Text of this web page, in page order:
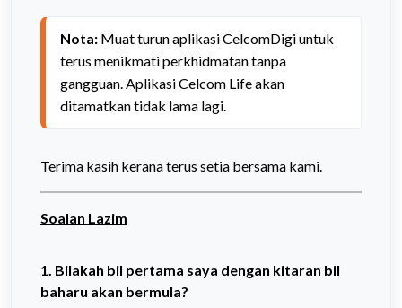
Nota: Muat turun aplikasi CelcomDigi untuk
terus menikmati perkhidmatan tanpa
gangguan. Aplikasi Celcom Life akan
Terima kasih kerana terus setia bersama kami.
Soalan Lazim
1. Bilakah bil pertama saya dengan kitaran bil
baharu akan bermula?